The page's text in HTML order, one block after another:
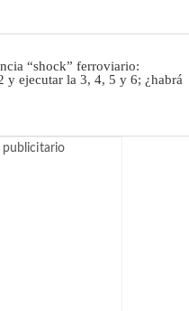
“shock” ferroviario:
y ejecutar la 3, 4, 5 y 6; ¿habrá